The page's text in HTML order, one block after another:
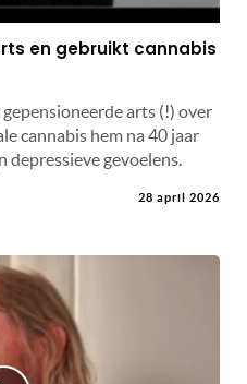
en gebruikt cannabis
arts (!) over
cannabis hem na 40 jaar
depressieve gevoelens.
28 april 2026